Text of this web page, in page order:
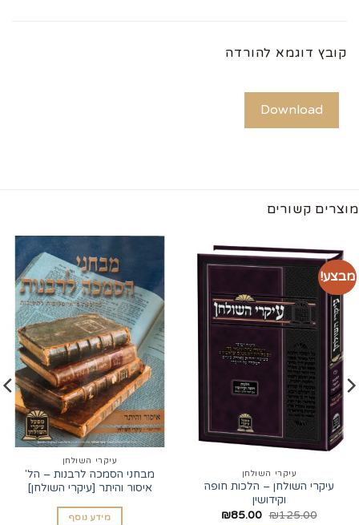
קובץ דוגמא להורדה
Download
מוצרים קשורים
מבצע!
עיקרי השולחן
עיקרי השולחן – הלכות חופה
וקידושין
₪125.00
המחיר₪85.00
המחיר
עיקרי השולחן
מבחני הסמכה לרבנות – הל'
איסור והיתר [עיקרי השולחן]
מידע נוסף